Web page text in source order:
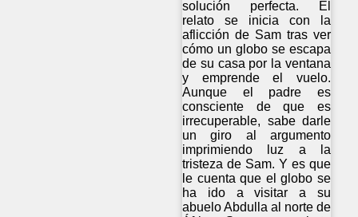
solución perfecta. El
relato se inicia con la
aflicción de Sam tras ver
cómo un globo se escapa
de su casa por la ventana
y emprende el vuelo.
Aunque el padre es
consciente de que es
irrecuperable, sabe darle
un giro al argumento
imprimiendo luz a la
tristeza de Sam. Y es que
le cuenta que el globo se
ha ido a visitar a su
abuelo Abdulla al norte de